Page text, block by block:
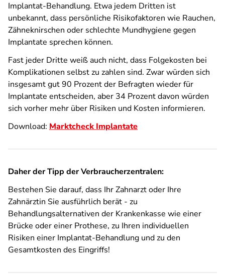
Implantat-Behandlung. Etwa jedem Dritten ist
unbekannt, dass persönliche Risikofaktoren wie Rauchen,
Zähneknirschen oder schlechte Mundhygiene gegen
Implantate sprechen können.
Fast jeder Dritte weiß auch nicht, dass Folgekosten bei
Komplikationen selbst zu zahlen sind. Zwar würden sich
insgesamt gut 90 Prozent der Befragten wieder für
Implantate entscheiden, aber 34 Prozent davon würden
sich vorher mehr über Risiken und Kosten informieren.
Download: Marktcheck Implantate
Daher der Tipp der Verbraucherzentralen:
Bestehen Sie darauf, dass Ihr Zahnarzt oder Ihre
Zahnärztin Sie ausführlich berät - zu
Behandlungsalternativen der Krankenkasse wie einer
Brücke oder einer Prothese, zu Ihren individuellen
Risiken einer Implantat-Behandlung und zu den
Gesamtkosten des Eingriffs!